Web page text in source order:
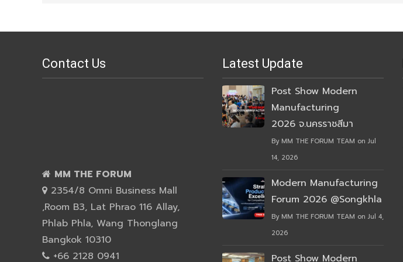
Contact Us
MM THE FORUM
2354/8 Omni Business Mall
,Room B3, Lat Phrao 116 Allay,
Phlab Phla, Wang Thonglang
Bangkok 10310
+66 2128 0941
Latest Update
Post Show Modern
Manufacturing
2026 จ.นครราชสีมา
By MM THE FORUM TEAM on Jul
14, 2026
Modern Manufacturing
Forum 2026 @Songkhla
By MM THE FORUM TEAM on Jul 4,
2026
Post Show Modern